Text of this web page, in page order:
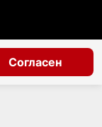
Согласен